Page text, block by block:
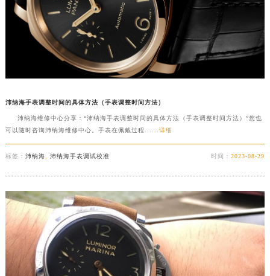
沛纳海手表调整时间的具体方法（手表调整时间方法）
沛纳海维修中心分享：“沛纳海手表调整时间的具体方法（手表调整时间方法）”您也
可以随时咨询沛纳海维修中心。手表在佩戴过程...... 详细
标签： 沛纳海 沛纳海手表调试校准 时间：2023-08-29